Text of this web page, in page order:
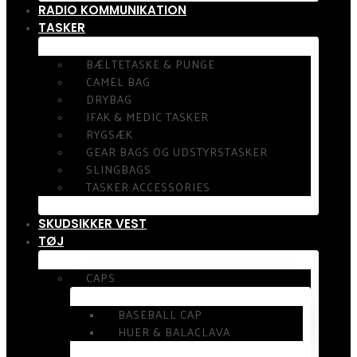
RADIO KOMMUNIKATION
TASKER
BÆLTETASKE & PUNGE
CAMEL BAG
DRYBAG
IFAK & MEDIC TASKER
RYGSÆK
GEAR BAGS OG UDSTYRSTASKER
SLINGBAGS
TASKER ACCESSORIES
SKUDSIKKER VEST
TØJ
CAPS
BASEBALL CAP
HUER & BALACLAVA